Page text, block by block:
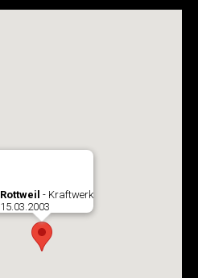
Rottweil - Kraftwerk
15.03.2003